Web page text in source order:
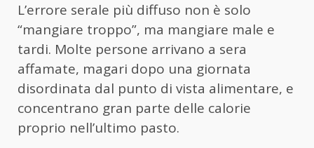
L’errore serale più diffuso non è solo
“mangiare troppo”, ma mangiare male e
tardi. Molte persone arrivano a sera
affamate, magari dopo una giornata
disordinata dal punto di vista alimentare, e
concentrano gran parte delle calorie
proprio nell’ultimo pasto.